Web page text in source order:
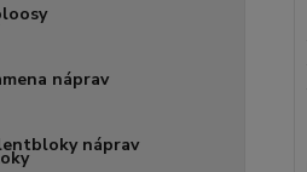
náprav
náprav